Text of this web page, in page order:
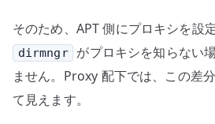
そのため、APT 側にプロキシを設
dirmngr
がプロキシを知らない
ません。Proxy 配下では、この差
て見えます。